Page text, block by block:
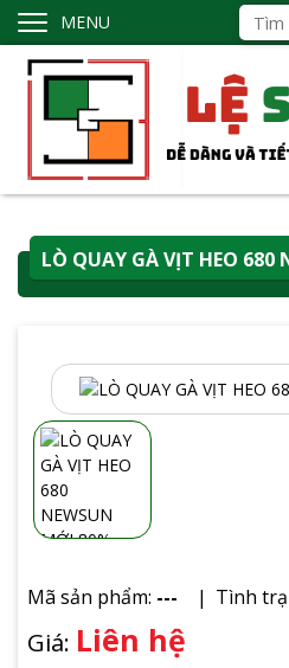
MENU
LÒ QUAY GÀ VỊT HEO 680
Mã sản phẩm: --- Tình
Giá: Liên hệ